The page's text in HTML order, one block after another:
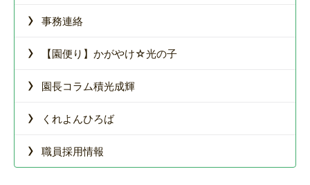
› 事務連絡
› 【園便り】かがやけ☆光の子
› 園長コラム積光成輝
› くれよんひろば
› 職員採用情報